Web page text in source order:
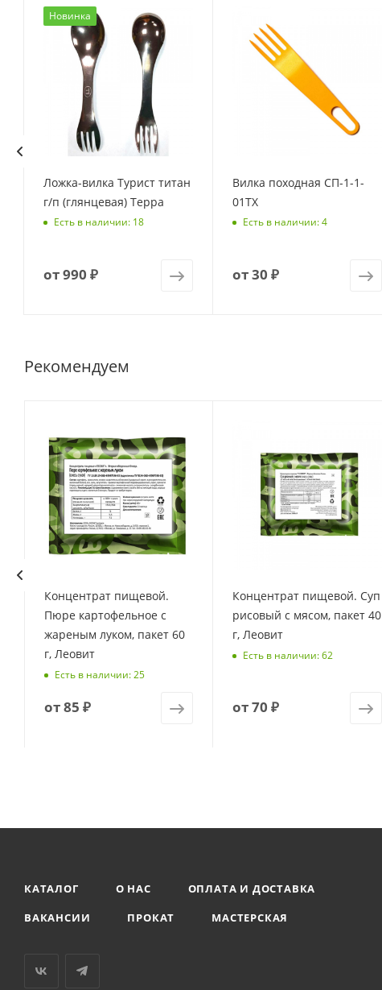
Новинка
Ложка-вилка Турист титан
г/п (глянцевая) Терра
Есть в наличии: 18
от990 ₽
Вилка походная СП-1-1-
01ТХ
Есть в наличии: 4
от30 ₽
Рекомендуем
Концентрат пищевой.
Пюре картофельное с
жареным луком, пакет 60
г, Леовит
Есть в наличии: 25
от85 ₽
Концентрат пищевой. Суп
рисовый с мясом, пакет 40
г, Леовит
Есть в наличии: 62
от70 ₽
КАТАЛОГ О НАС
ОПЛАТА И ДОСТАВКА
ВАКАНСИИ
ПРОКАТ МАСТЕРСКАЯ